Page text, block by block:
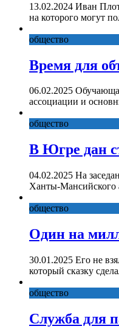
13.02.2024 Иван
на которого могут
общество
Время для
06.02.2025
ассоциации и
общество
В Югре дан
04.02.2025 На
Ханты-Мансийского
общество
Один на
30.01.2025 Его не
который сказку
общество
Служба для